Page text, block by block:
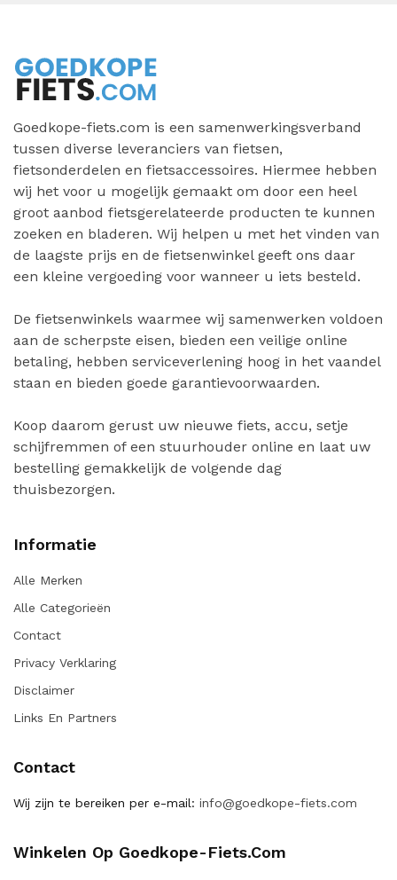
Goedkope-fiets.com is een samenwerkingsverband
tussen diverse leveranciers van fietsen,
fietsonderdelen en fietsaccessoires. Hiermee hebben
wij het voor u mogelijk gemaakt om door een heel
groot aanbod fietsgerelateerde producten te kunnen
zoeken en bladeren. Wij helpen u met het vinden van
de laagste prijs en de fietsenwinkel geeft ons daar
een kleine vergoeding voor wanneer u iets besteld.
De fietsenwinkels waarmee wij samenwerken voldoen
aan de scherpste eisen, bieden een veilige online
betaling, hebben serviceverlening hoog in het vaandel
staan en bieden goede garantievoorwaarden.
Koop daarom gerust uw nieuwe fiets, accu, setje
schijfremmen of een stuurhouder online en laat uw
bestelling gemakkelijk de volgende dag
thuisbezorgen.
Informatie
Alle Merken
Alle Categorieën
Contact
Privacy Verklaring
Disclaimer
Links En Partners
Contact
Wij zijn te bereiken per e-mail: info@goedkope-fiets.com
Winkelen Op Goedkope-Fiets.com